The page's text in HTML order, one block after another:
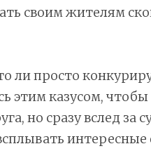
своим жителям
ли просто
этим казусом, чтобы
но сразу вслед за